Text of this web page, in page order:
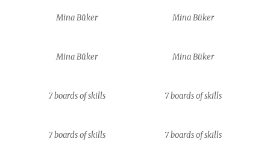
Mina Büker Mina Büker
Mina Büker Mina Büker
7 boards of skills 7 boards of skills
7 boards of skills 7 boards of skills